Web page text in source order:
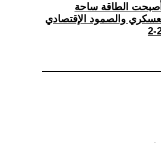
الطاقة ساحة
والصمود الإقتصادي